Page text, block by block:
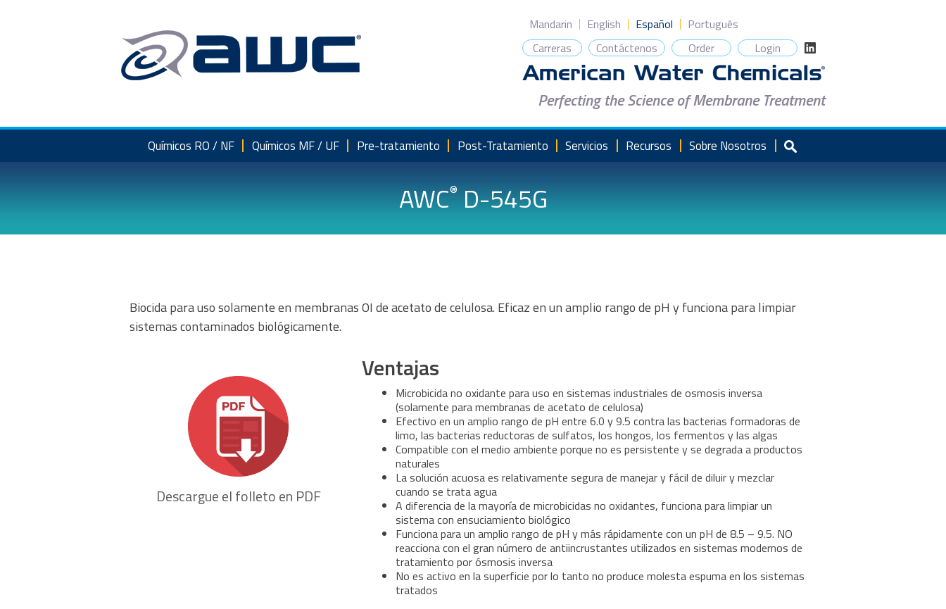
Mandarin English Español
Português
Carreras
Contáctenos Order Login
Perfecting the Science of Membrane Treatment
Químicos RO / NF Químicos MF / UF Pre-tratamiento Post-Tratamiento Servicios Recursos Sobre Nosotros
AWC®D-545G
Biocida para uso solamente en membranas OI de acetato de celulosa. Eficaz en un amplio rango de pH y funciona para limpiar
sistemas contaminados biológicamente.
Descargue el folleto en PDF
Ventajas
Microbicida no oxidante para uso en sistemas industriales de osmosis inversa
(solamente para membranas de acetato de celulosa)
Efectivo en un amplio rango de pH entre 6.0 y 9.5 contra las bacterias formadoras de
limo, las bacterias reductoras de sulfatos, los hongos, los fermentos y las algas
Compatible con el medio ambiente porque no es persistente y se degrada a productos
naturales
La solución acuosa es relativamente segura de manejar y fácil de diluir y mezclar
cuando se trata agua
A diferencia de la mayoría de microbicidas no oxidantes, funciona para limpiar un
sistema con ensuciamiento biológico
Funciona para un amplio rango de pH y más rápidamente con un pH de 8.5 – 9.5. NO
reacciona con el gran número de antiincrustantes utilizados en sistemas modernos de
tratamiento por ósmosis inversa
No es activo en la superficie por lo tanto no produce molesta espuma en los sistemas
tratados